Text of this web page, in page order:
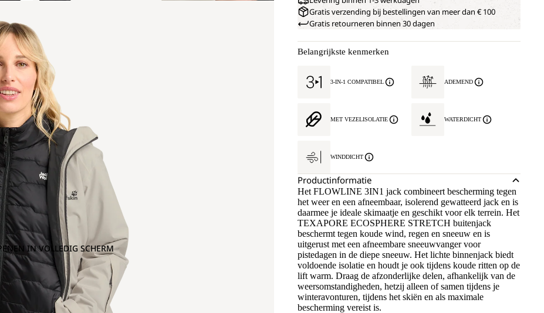
IN VOLLEDIG SCHERM
Gratis verzending bij bestellingen van meer dan € 100
Gratis retourneren binnen 30 dagen
Belangrijkste kenmerken
3-IN-1 COMPATIBEL ADEMEND
MET VEZELISOLATIE WATERDICHT
WINDDICHT
Productinformatie
Het FLOWLINE 3IN1 jack combineert bescherming tegen
het weer en een afneembaar, isolerend gewatteerd jack en is
daarmee je ideale skimaatje en geschikt voor elk terrein. Het
TEXAPORE ECOSPHERE STRETCH buitenjack
beschermt tegen koude wind, regen en sneeuw en is
uitgerust met een afneembare sneeuwvanger voor
pistedagen in de diepe sneeuw. Het lichte binnenjack biedt
voldoende isolatie en houdt je ook tijdens koude ritten op de
lift warm. Draag de afzonderlijke delen, afhankelijk van de
weersomstandigheden, hetzij alleen of samen tijdens je
winteravonturen, tijdens het skiën en als maximale
bescherming vereist is.